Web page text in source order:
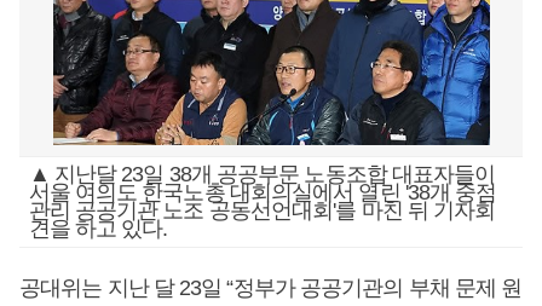
▲ 지난달 23일 38개 공공부문 노동조합 대표자들이
서울 여의도 한국노총 대회의실에서 열린 '38개 중점
관리 공공기관 노조 공동선언대회'를 마친 뒤 기자회
견을 하고 있다.
공대위는 지난 달 23일 “정부가 공공기관의 부채 문제 원